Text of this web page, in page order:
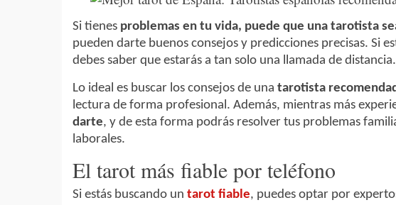
Si tienes problemas en tu vida, puede que una tarotista
pueden darte buenos consejos y predicciones precisas. Si
debes saber que estarás a tan solo una llamada de distancia.
Lo ideal es buscar los consejos de una tarotista
lectura de forma profesional. Además, mientras más
darte, y de esta forma podrás resolver tus problemas
laborales.
El tarot más fiable por teléfono
Si estás buscando un tarot fiable, puedes optar por